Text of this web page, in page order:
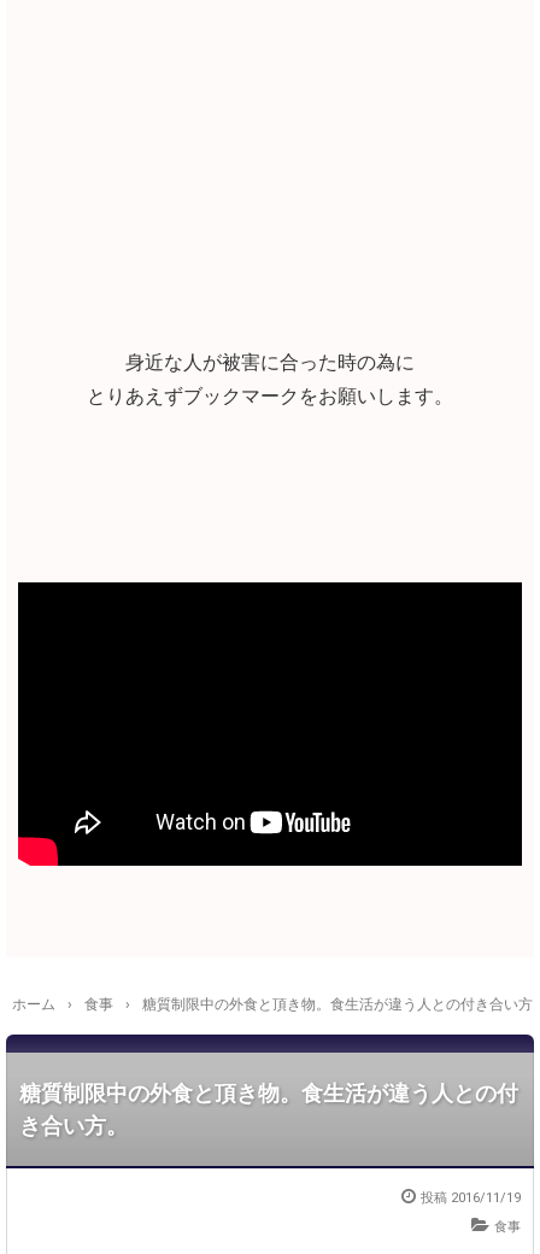
身近な人が被害に合った時の為に
とりあえずブックマークをお願いします。
ホーム › 食事 › 糖質制限中の外食と頂き物。食生活が違う人との付き合い方
糖質制限中の外食と頂き物。食生活が違う人との付
き合い方。
投稿 2016/11/19
食事